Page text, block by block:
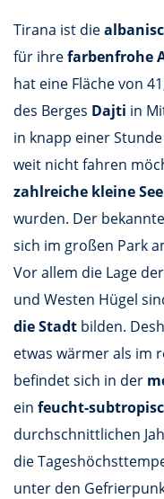
Tirana ist die
für ihrefarbenfrohe
hat eine Fläche von
des Berges Dajti in
in knapp einer
weit nicht fahren
zahlreiche kleine
wurden. Der
sich im großen Park
Vor allem die Lage
und Westen Hügel
die Stadt bilden.
etwas wärmer als im
befindet sich in der
ein feucht-
durchschnittlichen
die
unter den